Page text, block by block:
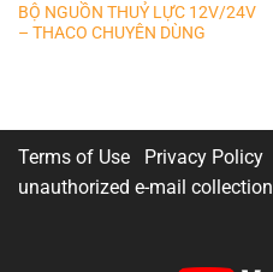
BỘ NGUỒN THUỶ LỰC 12V/24V
– THACO CHUYÊN DÙNG
Terms of Use Privacy Policy
unauthorized e-mail collection